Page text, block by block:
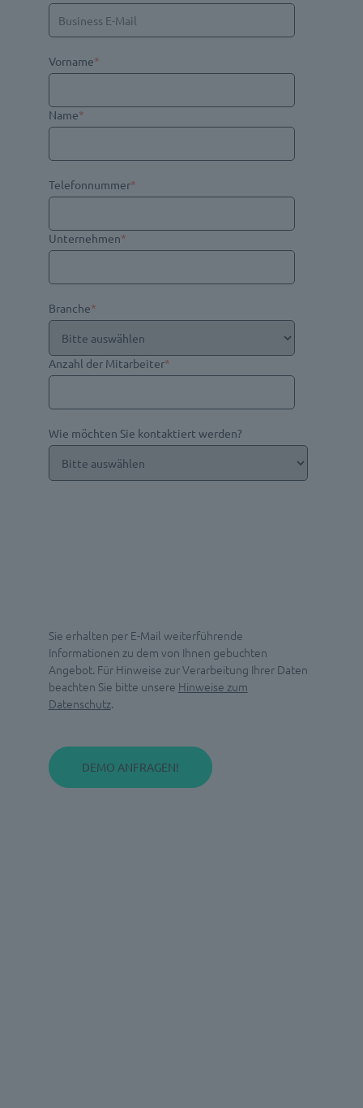
Vorname*
Name*
Telefonnummer*
Unternehmen*
Branche*
Anzahl der Mitarbeiter*
Wie möchten Sie kontaktiert werden?
Sie erhalten per E-Mail weiterführende
Informationen zu dem von Ihnen gebuchten
Angebot. Für Hinweise zur Verarbeitung Ihrer Daten
beachten Sie bitte unsere Hinweise zum
Datenschutz.